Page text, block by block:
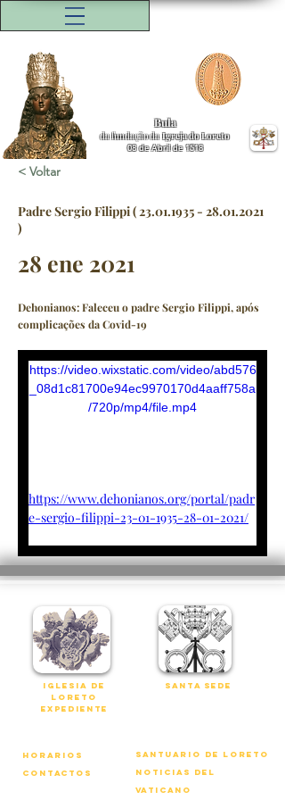
Bula
da fundação da Igreja do Loreto
08 de Abril de 1518
< Voltar
Padre Sergio Filippi (23.01.1935 - 28.01.2021
)
28 ene 2021
Dehonianos: Faleceu o padre Sergio Filippi, após
complicações da Covid-19
https://video.wixstatic.com/video/abd576
_08d1c81700e94ec9970170d4aaff758a
/720p/mp4/file.mp4
https://www.dehonianos.org/portal/padr
e-sergio-filippi-23-01-1935-28-01-2021/
iglesia de
loreto
expediente
Santa Sede
horarios
contactos
Santuario de Loreto
noticias del
vaticano